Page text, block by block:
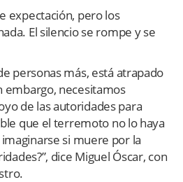
expectación, pero los
El silencio se rompe y se
personas más, está atrapado
embargo, necesitamos
de las autoridades para
que el terremoto no lo haya
si muere por la
dice Miguel Óscar, con